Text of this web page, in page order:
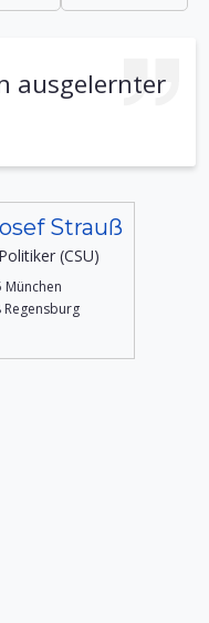
ausgelernter
Strauß
(CSU)
München
Regensburg